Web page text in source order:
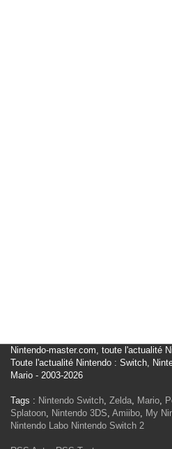
Nintendo-master.com, toute l'actualité
Toute l'actualité Nintendo : Switch,
Mario - 2003-2026
Tags : Nintendo Switch, Zelda, Mario,
Splatoon, Nintendo 3DS, Amiibo, My
Nintendo Labo Nintendo Switch 2